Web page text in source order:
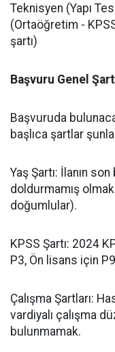
​Teknisyen (Yapı
(Ortaöğretim -
şartı)
Başvuru Genel
​Başvuruda
başlıca şartlar
​Yaş Şartı: İlanın
doldurmamış
doğumlular).
​KPSS Şartı: 2024
P3, Ön lisans için
​Çalışma Şartları:
vardiyalı çalışma
bulunmamak.